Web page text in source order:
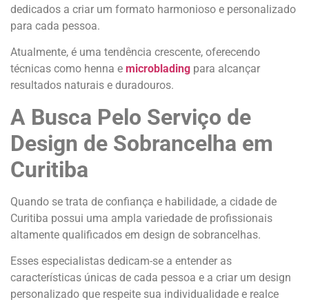
dedicados a criar um formato harmonioso e personalizado
para cada pessoa.
Atualmente, é uma tendência crescente, oferecendo
técnicas como henna e microblading para alcançar
resultados naturais e duradouros.
A Busca Pelo Serviço de
Design de Sobrancelha em
Curitiba
Quando se trata de confiança e habilidade, a cidade de
Curitiba possui uma ampla variedade de profissionais
altamente qualificados em design de sobrancelhas.
Esses especialistas dedicam-se a entender as
características únicas de cada pessoa e a criar um design
personalizado que respeite sua individualidade e realce